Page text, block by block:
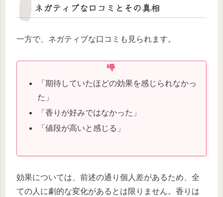
ネガティブな口コミとその真相
一方で、ネガティブな口コミも見られます。
「期待していたほどの効果を感じられなかっ
た」
「香りが好みではなかった」
「値段が高いと感じる」
効果については、前述の通り個人差があるため、全
ての人に劇的な変化があるとは限りません。香りは